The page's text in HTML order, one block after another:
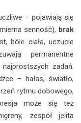
– pojawiają się
senność), brak
bóle ciała, uczucie
permanentne
zadań.
– hałas, światło,
rytmu dobowego,
może się też
zespół jelita